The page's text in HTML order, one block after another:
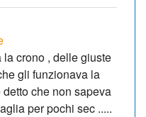
la crono , delle giuste
gli funzionava la
che non sapeva
per pochi sec .....